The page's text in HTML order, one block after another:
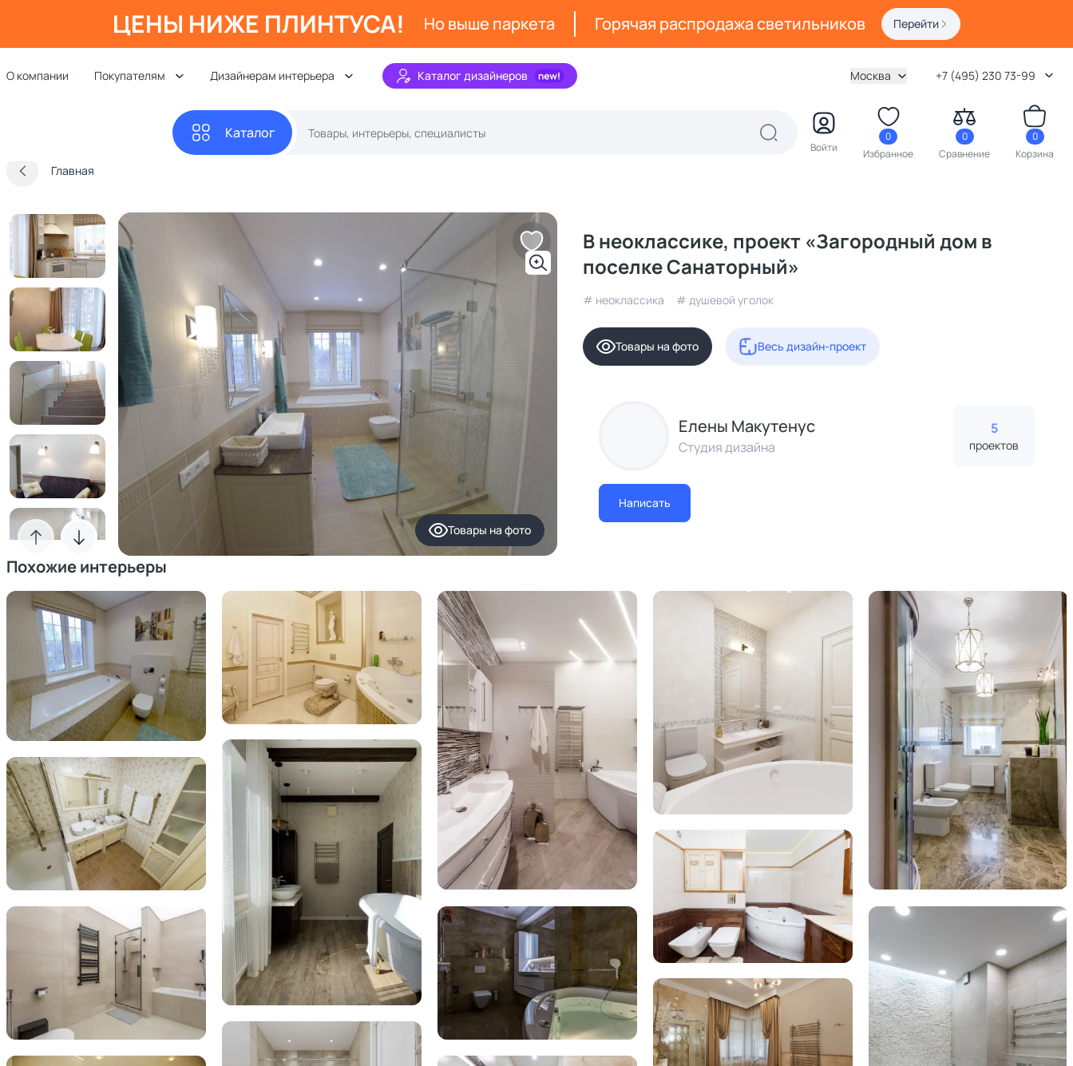
ЦЕНЫ НИЖЕ ПЛИНТУСА! Но выше паркета Горячая распродажа светильников Перейти
О компании Покупателям Дизайнерам интерьера Каталог дизайнеров Москва +7 (495) 230 73-99
Каталог
Войти
0
Избранное
0
Сравнение
0
Корзина
Главная
Товары на фото
В неоклассике, проект «Загородный дом в
поселке Санаторный»
# неоклассика # душевой уголок
Товары на фото Весь дизайн-проект
Елены Макутенус
Студия дизайна
5
проектов
Написать
Похожие интерьеры